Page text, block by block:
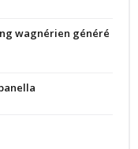
wagnérien généré